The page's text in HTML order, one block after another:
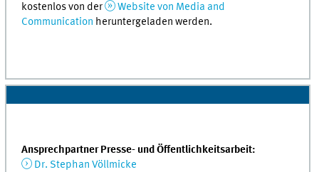
kostenlos von der
Website von Media and
Communication heruntergeladen werden.
Ansprechpartner Presse- und Öffentlichkeitsarbeit:
Dr. Stephan Völlmicke